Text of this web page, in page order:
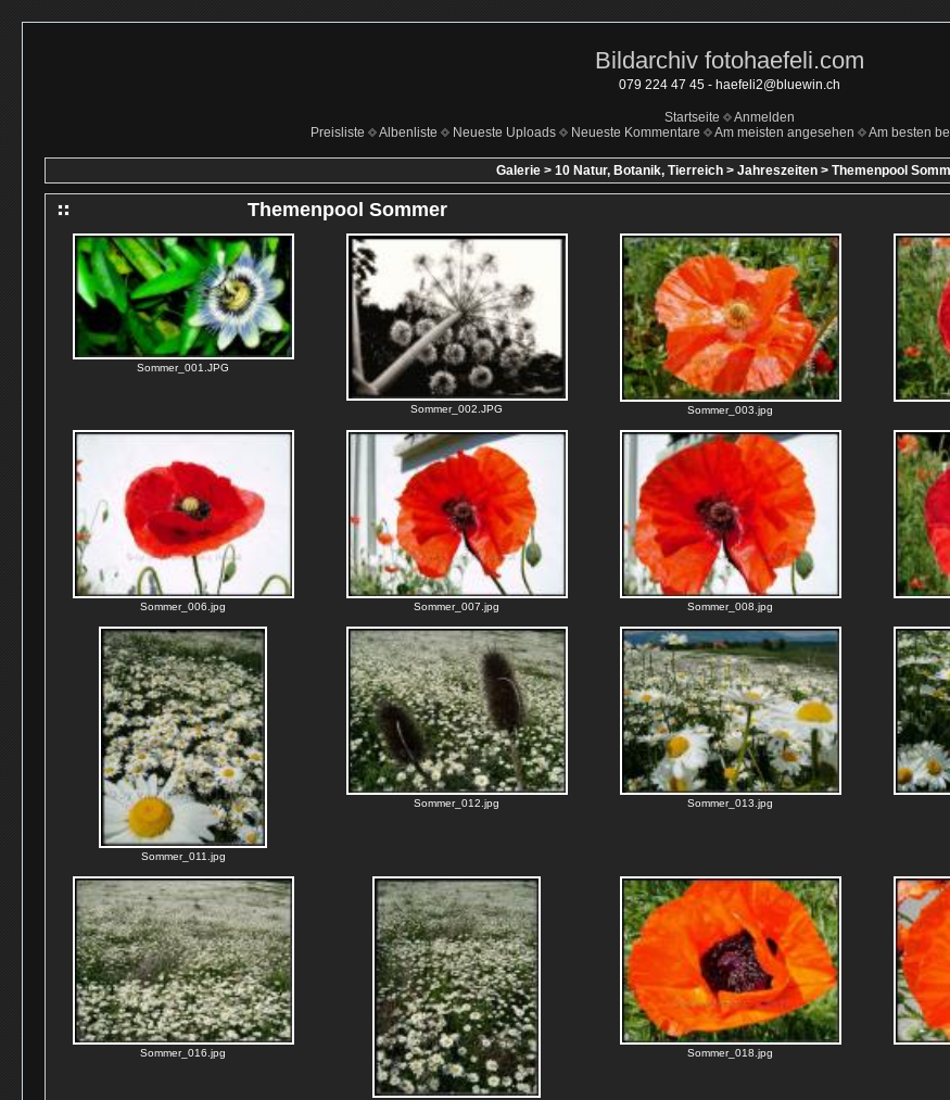
Bildarchiv fotohaefeli.com
079 224 47 45 - haefeli2@bluewin.ch
Startseite
Anmelden
Preisliste
Albenliste Neueste Uploads Neueste Kommentare Am meisten angesehen Am besten
Galerie> 10 Natur, Botanik, Tierreich> Jahreszeiten> Themenpool
Themenpool Sommer
Sommer_001.JPG
Sommer_002.JPG Sommer_003.jpg
Sommer_006.jpg Sommer_007.jpg Sommer_008.jpg
Sommer_011.jpg
Sommer_012.jpg Sommer_013.jpg
Sommer_016.jpg Sommer_018.jpg